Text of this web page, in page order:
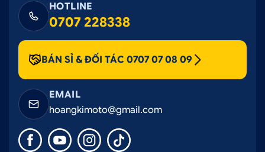
HOTLINE
0707 228338
BÁN SỈ & ĐỐI TÁC 0707 07 08 09
EMAIL
hoangkimoto@gmail.com